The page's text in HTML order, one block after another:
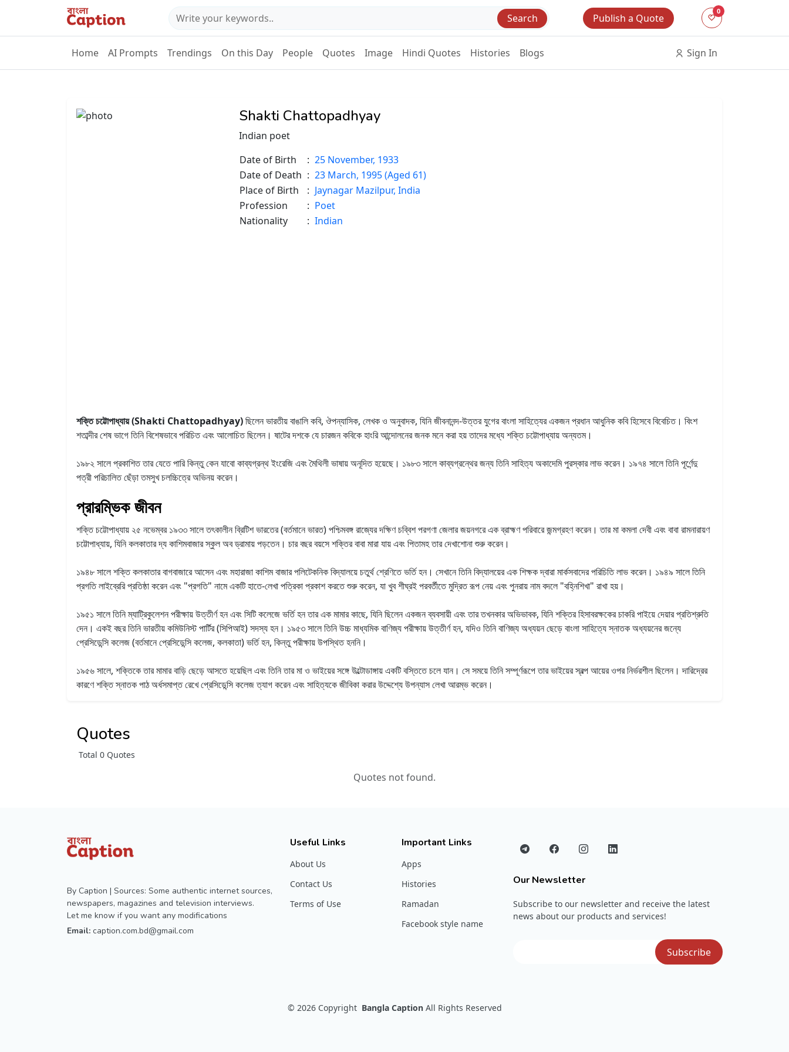
Search Publish a Quote
0
Home AI Prompts Trendings On this Day People Quotes Image Hindi Quotes Histories Blogs Sign In
Shakti Chattopadhyay
Indian poet
Date of Birth
: 25 November, 1933
Date of Death : 23 March, 1995 (Aged 61)
Place of Birth
: Jaynagar Mazilpur, India
Profession
: Poet
Nationality
: Indian
শক্তি চট্টোপাধ্যায় (Shakti Chattopadhyay)ছিলেন ভারতীয় বাঙালি কবি, ঔপন্যাসিক, লেখক ও অনুবাদক, যিনি জীবনানন্দ-উত্তর যুগের বাংলা সাহিত্যের একজন প্রধান আধুনিক কবি হিসেবে বিবেচিত। বিংশ
শতাব্দীর শেষ ভাগে তিনি বিশেষভাবে পরিচিত এবং আলোচিত ছিলেন। ষাটের দশকে যে চারজন কবিকে হাংরি আন্দোলনের জনক মনে করা হয় তাদের মধ্যে শক্তি চট্টোপাধ্যায় অন্যতম।
১৯৮২ সালে প্রকাশিত তার যেতে পারি কিন্তু কেন যাবো কাব্যগ্রন্থ ইংরেজি এবং মৈথিলী ভাষায় অনূদিত হয়েছে। ১৯৮৩ সালে কাব্যগ্রন্থের জন্য তিনি সাহিত্য অকাদেমি পুরস্কার লাভ করেন। ১৯৭৪ সালে তিনি পূর্ণেন্দু
পত্রী পরিচালিত ছেঁড়া তমসুখ চলচ্চিত্রে অভিনয় করেন।
প্রারম্ভিক জীবন
শক্তি চট্টোপাধ্যায় ২৫ নভেম্বর ১৯৩৩ সালে তৎকালীন ব্রিটিশ ভারতের (বর্তমানে ভারত) পশ্চিমবঙ্গ রাজ্যের দক্ষিণ চব্বিশ পরগণা জেলার জয়নগরে এক ব্রাহ্মণ পরিবারে জন্মগ্রহণ করেন। তার মা কমলা দেবী এবং বাবা রামনারায়ণ
চট্টোপাধ্যায়, যিনি কলকাতার দ্য কাশিমবাজার স্কুল অব ড্রামায় পড়তেন। চার বছর বয়সে শক্তির বাবা মারা যায় এবং পিতামহ তার দেখাশোনা শুরু করেন।
১৯৪৮ সালে শক্তি কলকাতার বাগবাজারে আসেন এবং মহারাজা কাশিম বাজার পলিটেকনিক বিদ্যালয়ে চতুর্থ শ্রেণিতে ভর্তি হন। সেখানে তিনি বিদ্যালয়ের এক শিক্ষক দ্বারা মার্কসবাদের পরিচিতি লাভ করেন। ১৯৪৯ সালে তিনি
প্রগতি লাইব্রেরি প্রতিষ্ঠা করেন এবং "প্রগতি" নামে একটি হাতে-লেখা পত্রিকা প্রকাশ করতে শুরু করেন, যা খুব শীঘ্রই পরবর্তীতে মুদ্রিত রূপ নেয় এবং পুনরায় নাম বদলে "বহ্নিশিখা" রাখা হয়।
১৯৫১ সালে তিনি ম্যাট্রিকুলেশন পরীক্ষায় উত্তীর্ণ হন এবং সিটি কলেজে ভর্তি হন তার এক মামার কাছে, যিনি ছিলেন একজন ব্যবসায়ী এবং তার তখনকার অভিভাবক, যিনি শক্তির হিসাবরক্ষকের চাকরি পাইয়ে দেয়ার প্রতিশ্রুতি
দেন। একই বছর তিনি ভারতীয় কমিউনিস্ট পার্টির (সিপিআই) সদস্য হন। ১৯৫৩ সালে তিনি উচ্চ মাধ্যমিক বাণিজ্য পরীক্ষায় উত্তীর্ণ হন, যদিও তিনি বাণিজ্য অধ্যয়ন ছেড়ে বাংলা সাহিত্যে স্নাতক অধ্যয়নের জন্যে
প্রেসিডেন্সি কলেজ (বর্তমানে প্রেসিডেন্সি কলেজ, কলকাতা) ভর্তি হন, কিন্তু পরীক্ষায় উপস্থিত হননি।
১৯৫৬ সালে, শক্তিকে তার মামার বাড়ি ছেড়ে আসতে হয়েছিল এবং তিনি তার মা ও ভাইয়ের সঙ্গে উল্টোডাঙ্গায় একটি বস্তিতে চলে যান। সে সময়ে তিনি সম্পূর্ণরূপে তার ভাইয়ের স্বল্প আয়ের ওপর নির্ভরশীল ছিলেন। দারিদ্রের
কারণে শক্তি স্নাতক পাঠ অর্ধসমাপ্ত রেখে প্রেসিডেন্সি কলেজ ত্যাগ করেন এবং সাহিত্যকে জীবিকা করার উদ্দেশ্যে উপন্যাস লেখা আরম্ভ করেন।
Quotes
Total 0 Quotes
Quotes not found.
By Caption | Sources: Some authentic internet sources,
newspapers, magazines and television interviews.
Let me know if you want any modifications
Email: caption.com.bd@gmail.com
Useful Links
About Us
Contact Us
Terms of Use
Important Links
Apps
Histories
Ramadan
Facebook style name
Our Newsletter
Subscribe to our newsletter and receive the latest
news about our products and services!
© 2026 Copyright Bangla Caption All Rights Reserved